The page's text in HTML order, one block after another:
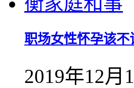
职场女性怀孕该
2019年12月